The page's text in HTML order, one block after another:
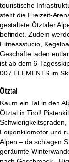
touristische
steht die Freizeit-
gestaltete Ötztaler
befindet. Zudem
Fitnessstudio,
Geschäfte laden
ist ab dem 6-
007 ELEMENTS im
Ötztal
Kaum ein Tal in den
Ötztal in Tirol!
Loipenkilometer und
Alpen – da schlagen
geräumte